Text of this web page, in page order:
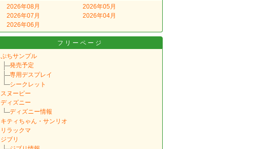
2026年08月
2026年07月
2026年06月
2026年05月
2026年04月
フリーページ
ぷちサンプル
発売予定
専用デスプレイ
シークレット
スヌーピー
ディズニー
ディズニー情報
キティちゃん・サンリオ
リラックマ
ジブリ